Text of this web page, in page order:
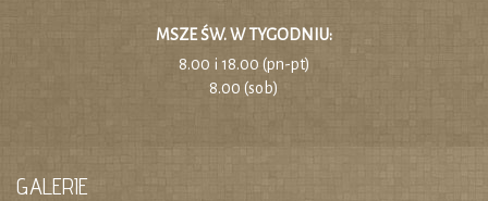
MSZE ŚW. W TYGODNIU:
8.00 i 18.00 (pn-pt)
8.00 (sob)
GALERIE